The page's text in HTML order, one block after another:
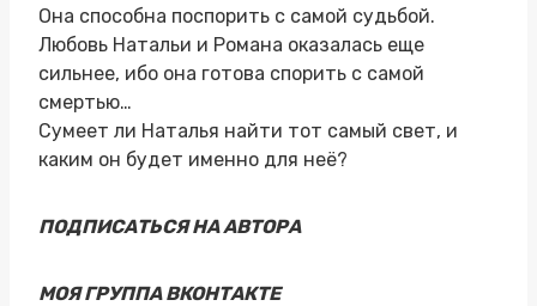
Она способна поспорить с самой судьбой.
Любовь Натальи и Романа оказалась еще
сильнее, ибо она готова спорить с самой
смертью…
Сумеет ли Наталья найти тот самый свет, и
каким он будет именно для неё?
ПОДПИСАТЬСЯ НА АВТОРА
МОЯ ГРУППА ВКОНТАКТЕ